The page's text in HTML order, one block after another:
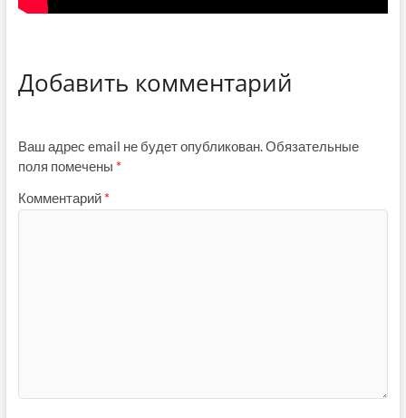
Добавить комментарий
Ваш адрес email не будет опубликован.Обязательные
поля помечены *
Комментарий *